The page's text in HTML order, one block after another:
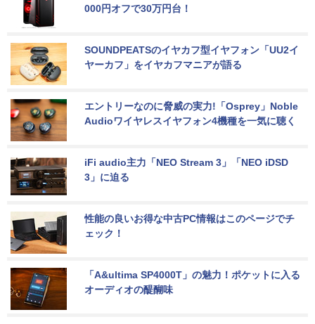
000円オフで30万円台！
SOUNDPEATSのイヤカフ型イヤフォン「UU2イ
ヤーカフ」をイヤカフマニアが語る
エントリーなのに脅威の実力!「Osprey」Noble
Audioワイヤレスイヤフォン4機種を一気に聴く
iFi audio主力「NEO Stream 3」「NEO iDSD
3」に迫る
性能の良いお得な中古PC情報はこのページでチ
ェック！
「A&ultima SP4000T」の魅力！ポケットに入る
オーディオの醍醐味